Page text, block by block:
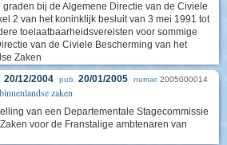
bij de Algemene Directie van de Civiele
2 van het koninklijk besluit van 3 mei 1991 tot
toelaatbaarheidsvereisten voor sommige
van de Civiele Bescherming van het
Zaken
20/12/2004 pub. 20/01/2005 numac 2005000014
zaken
van een Departementale Stagecommissie
voor de Franstalige ambtenaren van